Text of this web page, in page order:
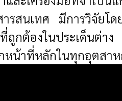
ารสนเทศ มีการวิจัย
ถูกต้องในประเด็นต่
หน้าที่หลักในทุกอุตสา